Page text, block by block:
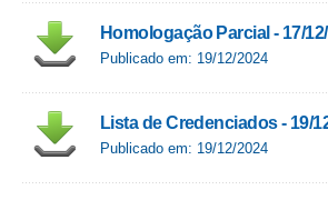
Homologação Parcial - 17/
Publicado em: 19/12/2024
Lista de Credenciados - 19/
Publicado em: 19/12/2024